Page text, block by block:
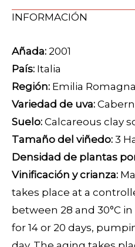
INFORMACIÓN
Añada: 2001
País: Italia
Región: Emilia Romagna
Variedad de uva:
Suelo: Calcareous clay
Tamaño del viñedo: 3
Densidad de plantas
Vinificación y crianza:
takes place at a
between 28 and 30°C
for 14 or 20 days,